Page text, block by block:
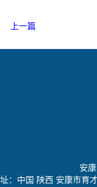
上一篇
安
：中国 陕西 安康市育